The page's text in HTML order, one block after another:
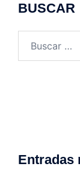
BUSCAR
Entradas